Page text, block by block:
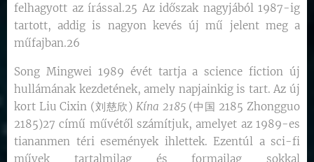
felhagyott az írással.25 Az időszak nagyjából 1987-ig
tartott, addig is nagyon kevés új mű jelent meg a
műfajban.26
Song Mingwei 1989 évét tartja a science fiction új
hullámának kezdetének, amely napjainkig is tart. Az új
kort Liu Cixin (刘慈欣) Kína 2185 (中国 2185 Zhongguo
2185)27 című művétől számítjuk, amelyet az 1989-es
tiananmen téri események ihlettek. Ezentúl a sci-fi
művek tartalmilag és formailag sokkal